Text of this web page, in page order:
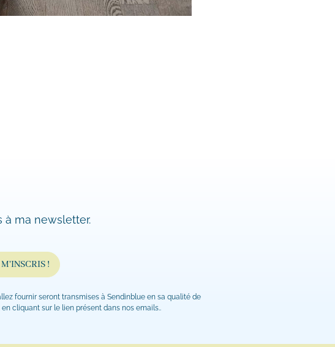
à ma newsletter.
fournir seront transmises à Sendinblue en sa qualité de
cliquant sur le lien présent dans nos emails..